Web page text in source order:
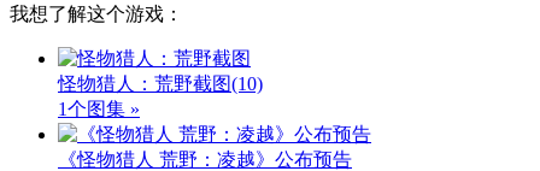
我想了解这个游戏：
怪物猎人：荒野截图(10)
1个图集 »
《怪物猎人 荒野：凌越》公布预告